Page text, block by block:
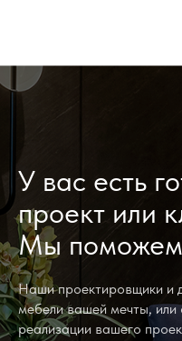
У вас есть
проект или
Мы поможем
Наши проектировщики и
мебели вашей мечты, или
реализации вашего